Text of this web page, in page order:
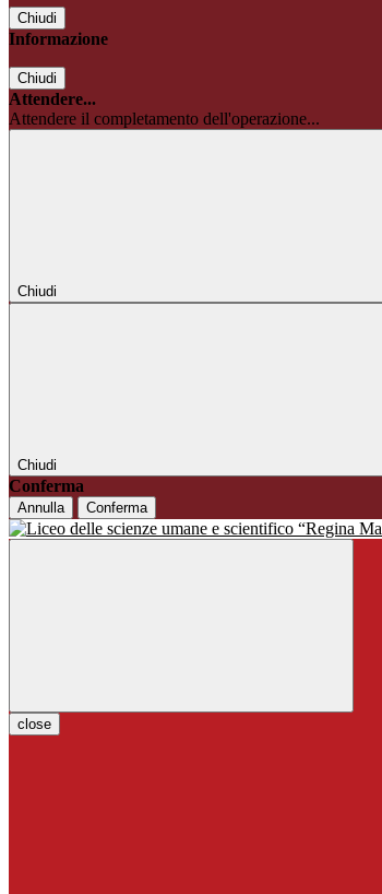
Chiudi
Informazione
Chiudi
Attendere...
Attendere il completamento dell'operazione...
Chiudi
Chiudi
Conferma
Annulla Conferma
close